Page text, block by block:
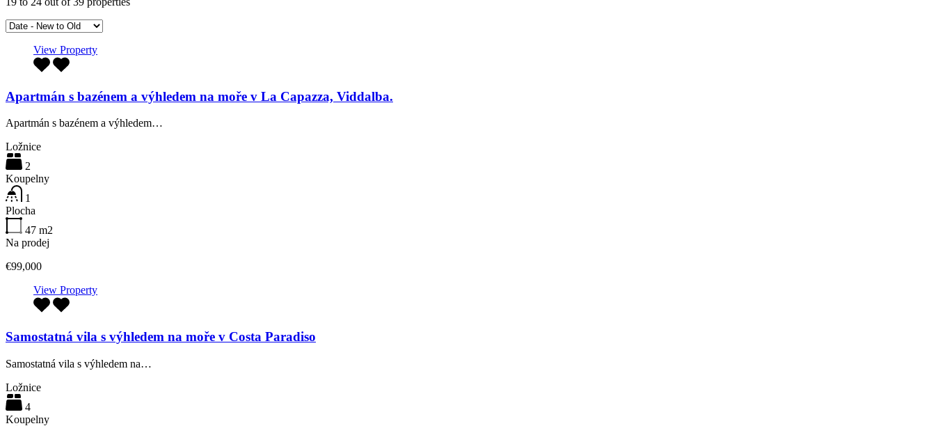
View Property
Apartmán s bazénem a výhledem na moře v La Capazza, Viddalba.
Apartmán s bazénem a výhledem…
Ložnice
2
Koupelny
1
Plocha
47 m2
Na prodej
€99,000
View Property
Samostatná vila s výhledem na moře v Costa Paradiso
Samostatná vila s výhledem na…
Ložnice
4
Koupelny